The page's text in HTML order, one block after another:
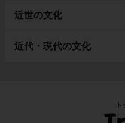
近世の文化
近代・現代の文化